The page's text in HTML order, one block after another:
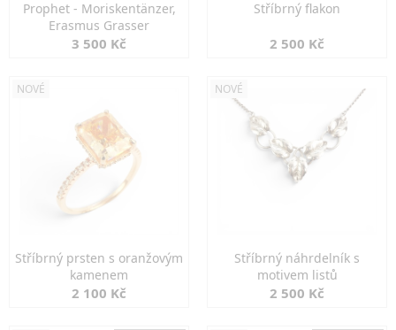
Prophet - Moriskentänzer,
Erasmus Grasser
3 500 Kč
Stříbrný flakon
2 500 Kč
NOVÉ
Stříbrný prsten s oranžovým
kamenem
2 100 Kč
NOVÉ
Stříbrný náhrdelník s
motivem listů
2 500 Kč